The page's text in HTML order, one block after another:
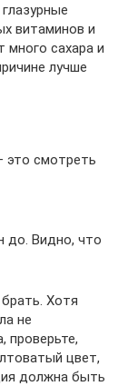
витаминов и
много сахара и
лучше
это смотреть
до. Видно, что
Хотя
не
проверьте,
цвет,
должна быть